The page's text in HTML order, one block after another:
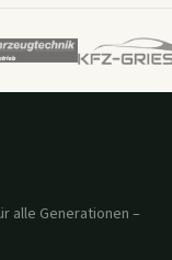
alle Generationen –